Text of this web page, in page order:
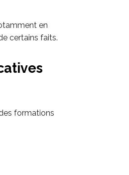
en
certains faits.
formations